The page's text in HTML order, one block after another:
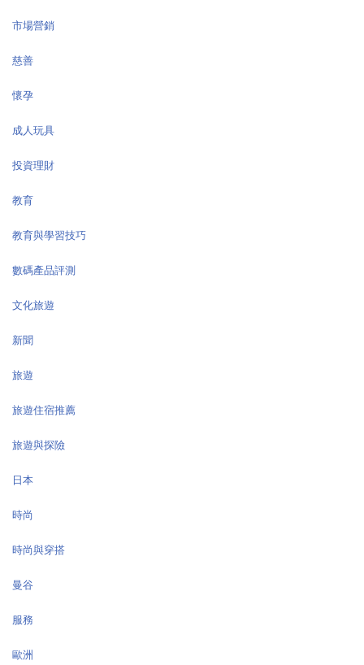
市場營銷
慈善
懷孕
成人玩具
投資理財
教育
教育與學習技巧
數碼產品評測
文化旅遊
新聞
旅遊
旅遊住宿推薦
旅遊與探險
日本
時尚
時尚與穿搭
曼谷
服務
歐洲